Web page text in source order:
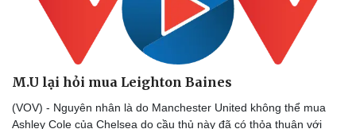
M.U lại hỏi mua Leighton Baines
(VOV) - Nguyên nhân là do Manchester United không thể mua
Ashley Cole của Chelsea do cầu thủ này đã có thỏa thuận với